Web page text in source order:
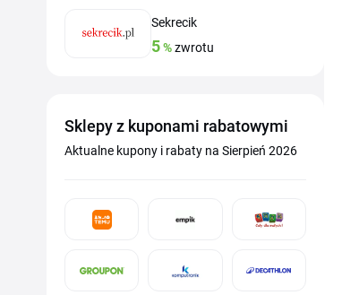
Sekrecik
5%zwrotu
Sklepy z kuponami rabatowymi
Aktualne kupony i rabaty na Sierpień 2026